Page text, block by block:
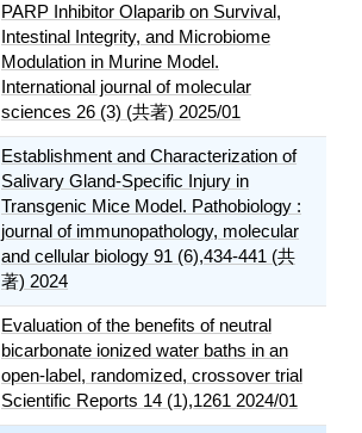
PARP Inhibitor Olaparib on Survival,
Intestinal Integrity, and Microbiome
Modulation in Murine Model.
International journal of molecular
sciences 26 (3) (共著) 2025/01
Establishment and Characterization of
Salivary Gland-Specific Injury in
Transgenic Mice Model. Pathobiology :
journal of immunopathology, molecular
and cellular biology 91 (6),434-441 (共
著) 2024
Evaluation of the benefits of neutral
bicarbonate ionized water baths in an
open-label, randomized, crossover trial
Scientific Reports 14 (1),1261 2024/01